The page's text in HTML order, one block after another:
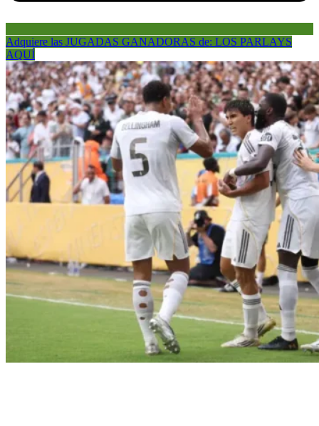
Adquiere las JUGADAS GANADORAS de: LOS PARLAYS
AQUÍ